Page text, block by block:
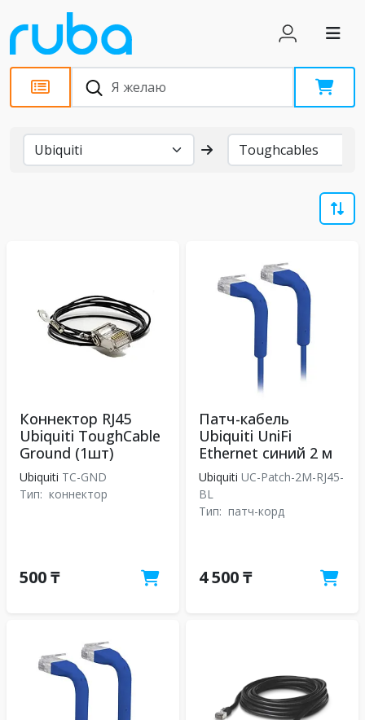
Бренды
Коннектор RJ45
Ubiquiti ToughCable
Ground (1шт)
Ubiquiti TC-GND
Тип: коннектор
500 ₸
Патч-кабель
Ubiquiti UniFi
Ethernet синий 2 м
Ubiquiti UC-Patch-2M-RJ45-
BL
Тип: патч-корд
4 500 ₸